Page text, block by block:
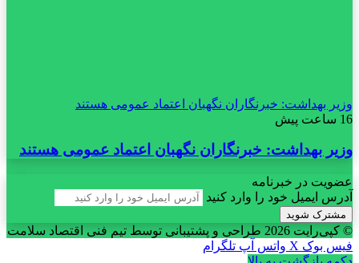
وزیر بهداشت: خبرنگاران نگهبان اعتماد عمومی هستند
16 ساعت پیش
وزیر بهداشت: خبرنگاران نگهبان اعتماد عمومی هستند
عضویت در خبرنامه
آدرس ایمیل خود را وارد کنید
© کپی‌رایت 2026
طراحی و پشتیبانی توسط تیم فنی اقتصاد سلامت
فیس بوک X واتس آپ تلگرام